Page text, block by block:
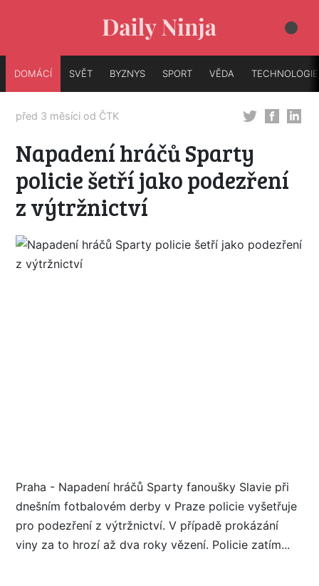
DOMÁCÍ SVĚT BYZNYS SPORT VĚDA TECHNOLOGIE
před 3 měsíci od ČTK
Napadení hráčů Sparty
policie šetří jako podezření
z výtržnictví
Praha - Napadení hráčů Sparty fanoušky Slavie při
dnešním fotbalovém derby v Praze policie vyšetřuje
pro podezření z výtržnictví. V případě prokázání
viny za to hrozí až dva roky vězení. Policie zatím...